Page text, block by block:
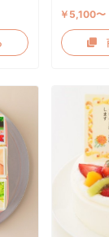
￥5,100〜